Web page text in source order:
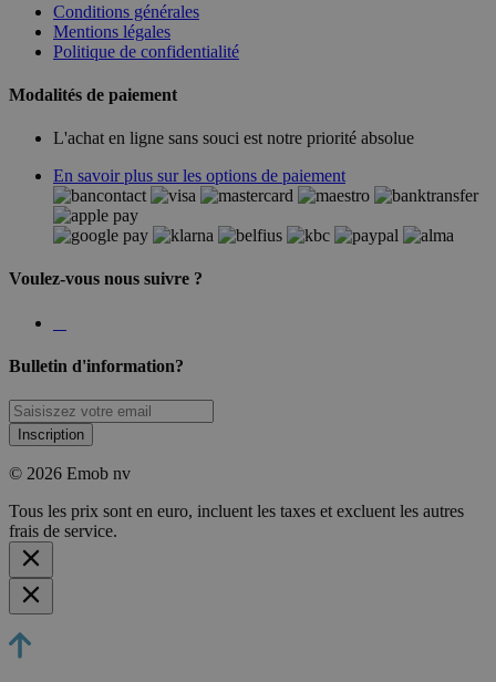
Conditions générales
Mentions légales
Politique de confidentialité
Modalités de paiement
L'achat en ligne sans souci est notre priorité absolue
En savoir plus sur les options de paiement
Voulez-vous nous suivre ?
Bulletin d'information?
Inscription
© 2026 Emob nv
Tous les prix sont en euro, incluent les taxes et excluent les autres
frais de service.